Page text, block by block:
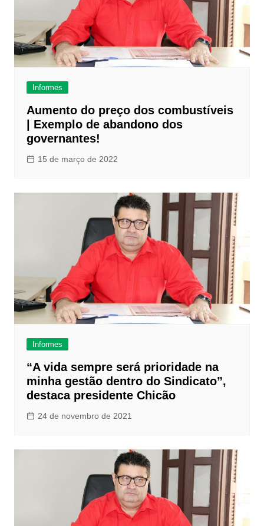
Informes
Aumento do preço dos combustíveis
| Exemplo de abandono dos
governantes!
15 de março de 2022
Informes
“A vida sempre será prioridade na
minha gestão dentro do Sindicato”,
destaca presidente Chicão
24 de novembro de 2021